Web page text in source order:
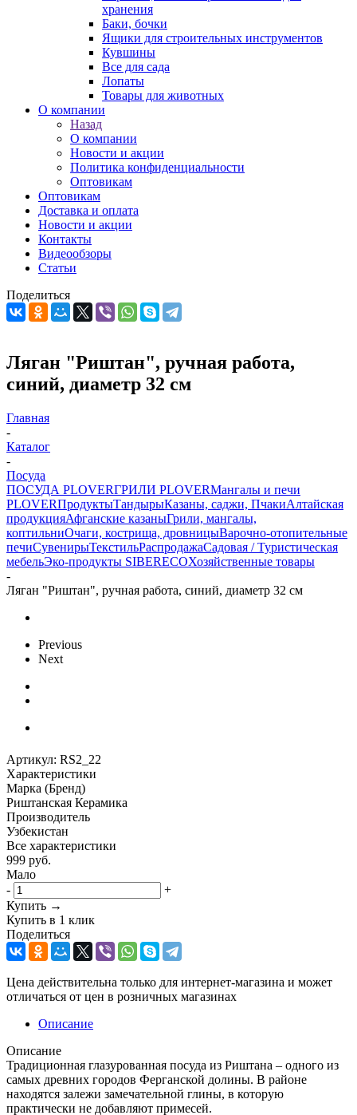
хранения
Баки, бочки
Ящики для строительных инструментов
Кувшины
Все для сада
Лопаты
Товары для животных
О компании
Назад
О компании
Новости и акции
Политика конфиденциальности
Оптовикам
Оптовикам
Доставка и оплата
Новости и акции
Контакты
Видеообзоры
Статьи
Поделиться
Ляган "Риштан", ручная работа,
синий, диаметр 32 см
Главная
-
Каталог
-
Посуда
ПОСУДА PLOVERГРИЛИ PLOVERМангалы и печи
PLOVERПродуктыТандырыКазаны, саджи, ПчакиАлтайская
продукцияАфганские казаныГрили, мангалы,
коптильниОчаги, кострища, дровницыВарочно-отопительные
печиСувенирыТекстильРаспродажаСадовая / Туристическая
мебельЭко-продукты SIBERECOХозяйственные товары
-
Ляган "Риштан", ручная работа, синий, диаметр 32 см
Previous
Next
Артикул: RS2_22
Характеристики
Марка (Бренд)
Риштанская Керамика
Производитель
Узбекистан
Все характеристики
999 руб.
Мало
-
+
Купить →
Купить в 1 клик
Поделиться
Цена действительна только для интернет-магазина и может
отличаться от цен в розничных магазинах
Описание
Описание
Традиционная глазурованная посуда из Риштана – одного из
самых древних городов Ферганской долины. В районе
находятся залежи замечательной глины, в которую
практически не добавляют примесей.